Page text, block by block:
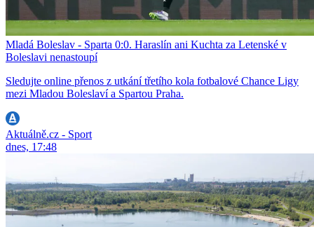
Mladá Boleslav - Sparta 0:0. Haraslín ani Kuchta za Letenské v
Boleslavi nenastoupí
Sledujte online přenos z utkání třetího kola fotbalové Chance Ligy
mezi Mladou Boleslaví a Spartou Praha.
Aktuálně.cz - Sport
dnes, 17:48